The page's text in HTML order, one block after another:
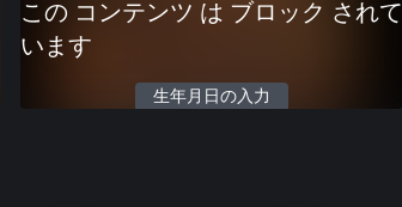
この コンテンツ は ブロック されて
います
生年月日の入力